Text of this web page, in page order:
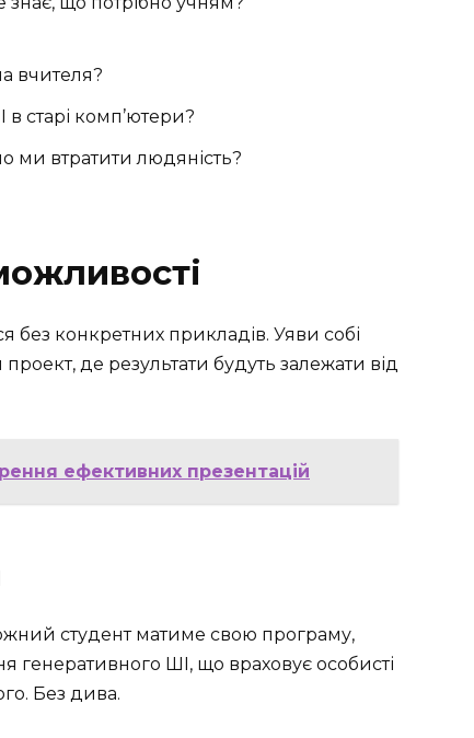
вчителя?
в старі комп’ютери?
ми втратити людяність?
без конкретних прикладів. Уяви собі
де результати будуть залежати від
ефективних презентацій
студент матиме свою програму,
генеративного ШІ, що враховує особисті
Без дива.